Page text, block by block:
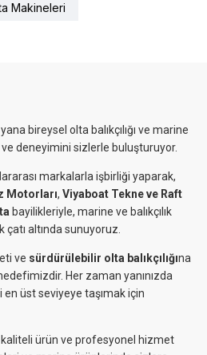
Makineleri
bireysel olta balıkçılığı ve marine
deneyimini sizlerle buluşturuyor.
markalarla işbirliği yaparak,
Motorları, Viyaboat Tekne ve Raft
bayilikleriyle, marine ve balıkçılık
çatı altında sunuyoruz.
ve sürdürülebilir olta balıkçılığına
Her zaman yanınızda
en üst seviyeye taşımak için
kaliteli ürün ve profesyonel hizmet